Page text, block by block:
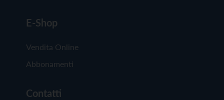
E-Shop
Vendita Online
Abbonamenti
Contatti